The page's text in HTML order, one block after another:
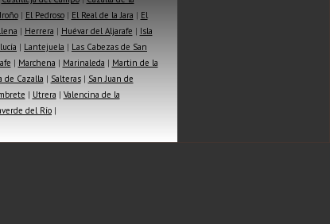
| El Pedroso| El Real de la Jara | El
| Herrera | Huévar del Aljarafe | Isla
| Lantejuela | Las Cabezas de San
| Marchena | Marinaleda | Martin de la
de Cazalla | Salteras| San Juan de
| Utrera | Valencina de la
del Río |